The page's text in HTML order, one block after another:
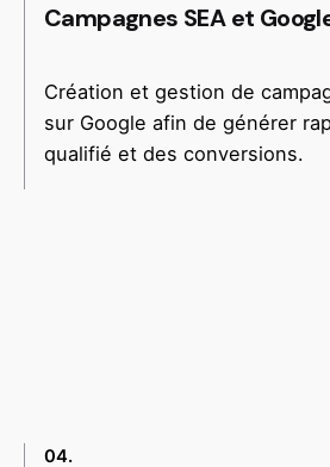
Campagnes SEA et
Création et gestion de
sur Google afin de générer
qualifié et des conversions.
04.